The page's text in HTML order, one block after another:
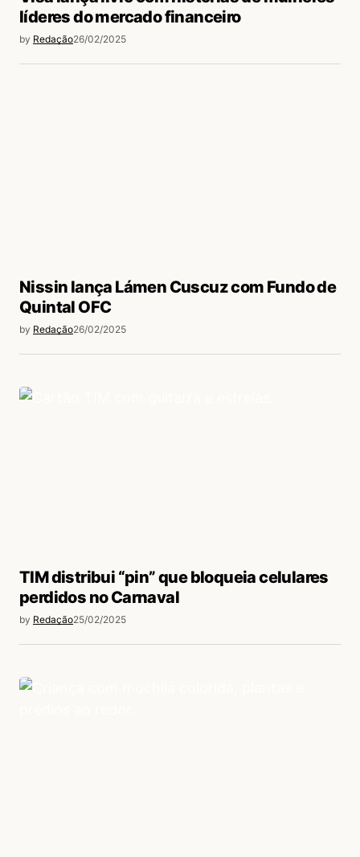
líderes do mercado financeiro
by Redação26/02/2025
Nissin lança Lámen Cuscuz com Fundo de
Quintal OFC
by Redação26/02/2025
TIM distribui “pin” que bloqueia celulares
perdidos no Carnaval
by Redação25/02/2025